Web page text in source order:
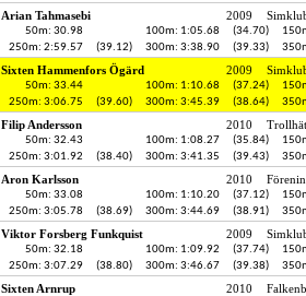
Arian Tahmasebi 2009
50m: 30.98 100m: 1:05.68 (34.70)
250m: 2:59.57
(39.12) 300m: 3:38.90 (39.33)
Sixten Hammenfors Ögärd 2009
50m: 33.44 100m: 1:10.68 (37.24)
250m: 3:06.75
(39.60) 300m: 3:45.39 (38.64)
Filip Andersson 2010
50m: 32.43 100m: 1:08.27 (35.84)
250m: 3:01.92
(38.40) 300m: 3:41.35 (39.43)
Aron Karlsson 2010
50m: 33.08 100m: 1:10.20 (37.12)
250m: 3:05.78
(38.69) 300m: 3:44.69 (38.91)
Viktor Forsberg Funkquist 2009
50m: 32.18 100m: 1:09.92 (37.74)
250m: 3:07.29
(38.80) 300m: 3:46.67 (39.38)
Sixten Arnrup 2010